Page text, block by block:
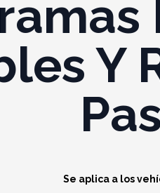
Y
Se aplica a los